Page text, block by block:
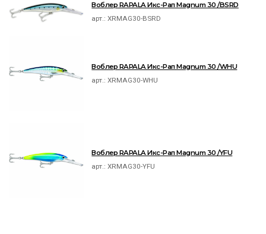
Воблер RAPALA Икс-Рап Magnum 30 /BSRD
арт.:XRMAG30-BSRD
Воблер RAPALA Икс-Рап Magnum 30 /WHU
арт.:XRMAG30-WHU
Воблер RAPALA Икс-Рап Magnum 30 /YFU
арт.:XRMAG30-YFU